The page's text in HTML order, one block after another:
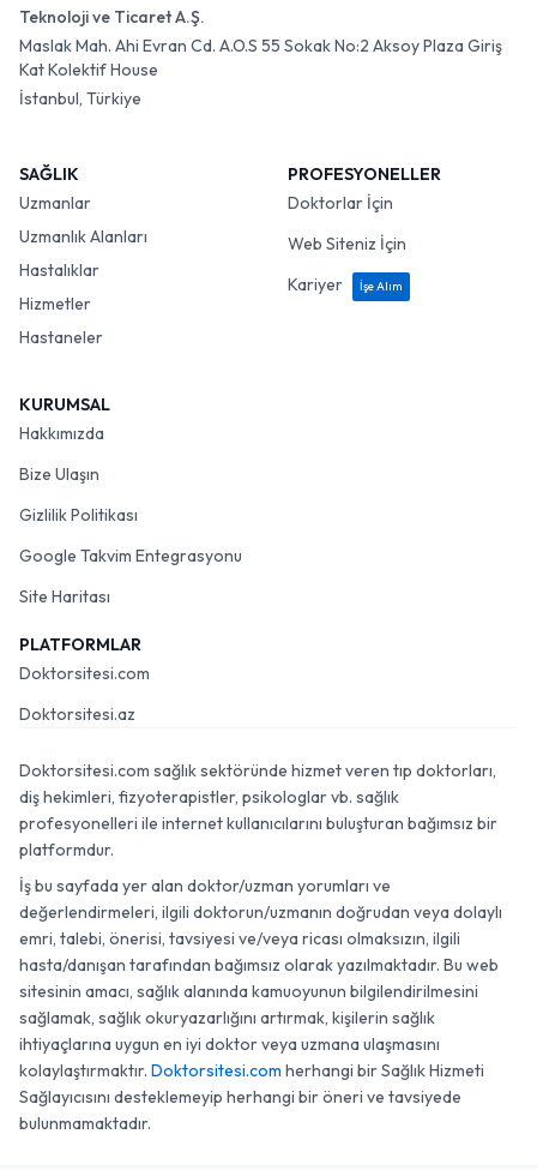
Teknoloji ve Ticaret A.Ş.
Maslak Mah. Ahi Evran Cd. A.O.S 55 Sokak No:2 Aksoy Plaza Giriş
Kat Kolektif House
İstanbul, Türkiye
SAĞLIK
Uzmanlar
Uzmanlık Alanları
Hastalıklar
Hizmetler
Hastaneler
PROFESYONELLER
Doktorlar İçin
Web Siteniz İçin
Kariyer
İşe Alım
KURUMSAL
Hakkımızda
Bize Ulaşın
Gizlilik Politikası
Google Takvim Entegrasyonu
Site Haritası
PLATFORMLAR
Doktorsitesi.com
Doktorsitesi.az
Doktorsitesi.com sağlık sektöründe hizmet veren tıp doktorları,
diş hekimleri, fizyoterapistler, psikologlar vb. sağlık
profesyonelleri ile internet kullanıcılarını buluşturan bağımsız bir
platformdur.
İş bu sayfada yer alan doktor/uzman yorumları ve
değerlendirmeleri, ilgili doktorun/uzmanın doğrudan veya dolaylı
emri, talebi, önerisi, tavsiyesi ve/veya ricası olmaksızın, ilgili
hasta/danışan tarafından bağımsız olarak yazılmaktadır. Bu web
sitesinin amacı, sağlık alanında kamuoyunun bilgilendirilmesini
sağlamak, sağlık okuryazarlığını artırmak, kişilerin sağlık
ihtiyaçlarına uygun en iyi doktor veya uzmana ulaşmasını
kolaylaştırmaktır. Doktorsitesi.com herhangi bir Sağlık Hizmeti
Sağlayıcısını desteklemeyip herhangi bir öneri ve tavsiyede
bulunmamaktadır.